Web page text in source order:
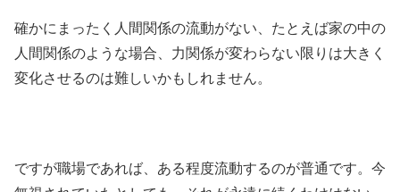
確かにまったく人間関係の流動がない、たとえば家の中の
人間関係のような場合、力関係が変わらない限りは大きく
変化させるのは難しいかもしれません。
ですが職場であれば、ある程度流動するのが普通です。今